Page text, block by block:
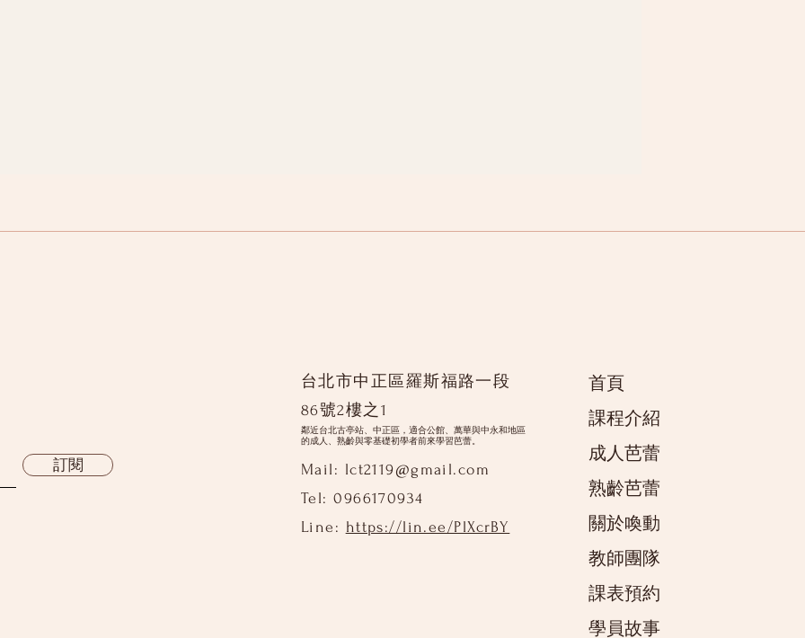
訂閱
台北市中正區羅斯福路一段
86號2樓之1
鄰近台北古亭站、中正區，適合公館、萬華與中永和地區
的成人、熟齡與零基礎初學者前來學習芭蕾。
Mail: lct2119@gmail.com
Tel: 0966170934
Line: https://lin.ee/PlXcrBY
首頁
課程介紹
成人芭蕾
熟齡芭蕾
關於喚動
教師團隊
課表預約
學員故事